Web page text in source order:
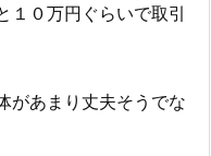
１０万円ぐらいで取引
があまり丈夫そうでな